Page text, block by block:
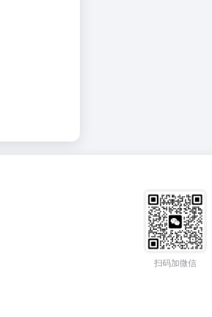
扫码加微信